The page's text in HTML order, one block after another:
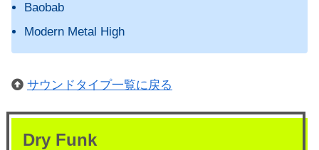
Baobab
Modern Metal High
サウンドタイプ一覧に戻る
Dry Funk